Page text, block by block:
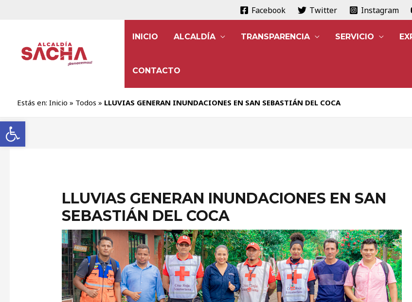
Abrir barra de herramientas
Facebook Twitter Instagram
INICIO ALCALDÍA TRANSPARENCIA SERVICIO
CONTACTO
Estás en: Inicio » Todos » LLUVIAS GENERAN INUNDACIONES EN SAN SEBASTIÁN DEL COCA
LLUVIAS GENERAN INUNDACIONES EN SAN
SEBASTIÁN DEL COCA